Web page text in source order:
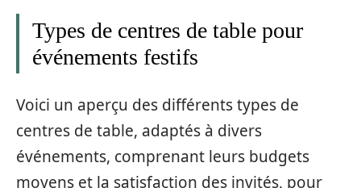
Types de centres de table pour
événements festifs
Voici un aperçu des différents types de
centres de table, adaptés à divers
événements, comprenant leurs budgets
moyens et la satisfaction des invités, pour